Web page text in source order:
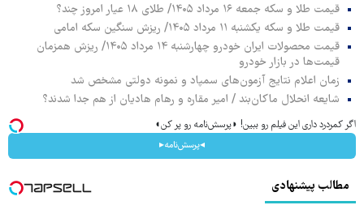
قیمت طلا و سکه جمعه ۱۶ مرداد ۱۴۰۵/ طلای ۱۸ عیار امروز چند؟
قیمت طلا و سکه یکشنبه ۱۱ مرداد ۱۴۰۵/ ریزش سنگین سکه امامی
قیمت محصولات ایران خودرو چهارشنبه ۱۴ مرداد ۱۴۰۵/ ریزش همزمان
قیمت‌ها در بازار خودرو
زمان اعلام نتایج آزمون‌های سمپاد و نمونه دولتی مشخص شد
شایعه انحلال ماکان‌بند / امیر مقاره و رهام هادیان از هم جدا شدند؟
اگر کمردرد داری این فیلم رو ببین! ◗پرسش‌نامه رو پر کن◖
◂پرسش‌نامه▸
مطالب پیشنهادی